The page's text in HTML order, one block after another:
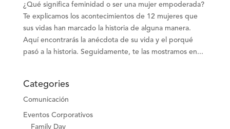
¿Qué significa feminidad o ser una mujer empoderada?
Te explicamos los acontecimientos de 12 mujeres que
sus vidas han marcado la historia de alguna manera.
Aquí encontrarás la anécdota de su vida y el porqué
pasó a la historia. Seguidamente, te las mostramos en...
Categories
Comunicación
Eventos Corporativos
Family Day